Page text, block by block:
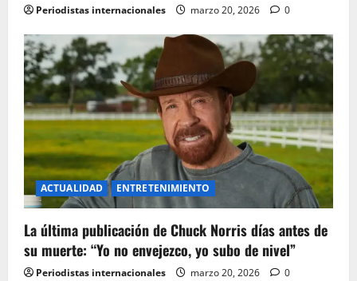
i
o
n
Periodistas internacionales marzo 20, 2026 0
ACTUALIDAD ENTRETENIMIENTO
La última publicación de Chuck Norris días antes de
su muerte: “Yo no envejezco, yo subo de nivel”
Periodistas internacionales marzo 20, 2026 0